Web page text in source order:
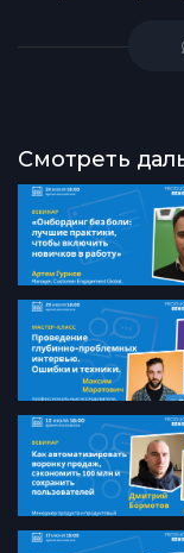
Смотреть